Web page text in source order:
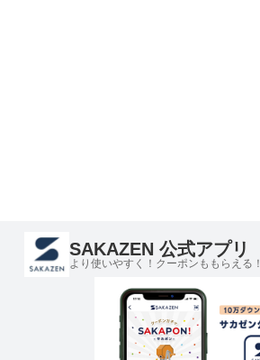
SAKAZEN 公式アプリ
より使いやすく！クーポンももらえる！